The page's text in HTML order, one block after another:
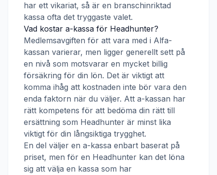
har ett vikariat, så är en branschinriktad
kassa ofta det tryggaste valet.
Vad kostar a-kassa för Headhunter?
Medlemsavgiften för att vara med i Alfa-
kassan varierar, men ligger generellt sett på
en nivå som motsvarar en mycket billig
försäkring för din lön. Det är viktigt att
komma ihåg att kostnaden inte bör vara den
enda faktorn när du väljer. Att a-kassan har
rätt kompetens för att bedöma din rätt till
ersättning som Headhunter är minst lika
viktigt för din långsiktiga trygghet.
En del väljer en a-kassa enbart baserat på
priset, men för en Headhunter kan det löna
sig att välja en kassa som har